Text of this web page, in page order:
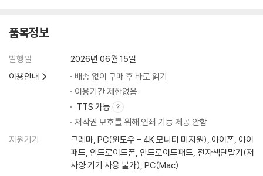
품목정보
발행일
2026년 06월 15일
이용안내
배송 없이 구매 후 바로 읽기
이용기간 제한없음
TTS 가능
저작권 보호를 위해 인쇄 기능 제공 안함
지원기기
크레마, PC(윈도우 - 4K 모니터 미지원), 아이폰, 아이
패드, 안드로이드폰, 안드로이드패드, 전자책단말기(저
사양 기기 사용 불가), PC(Mac)